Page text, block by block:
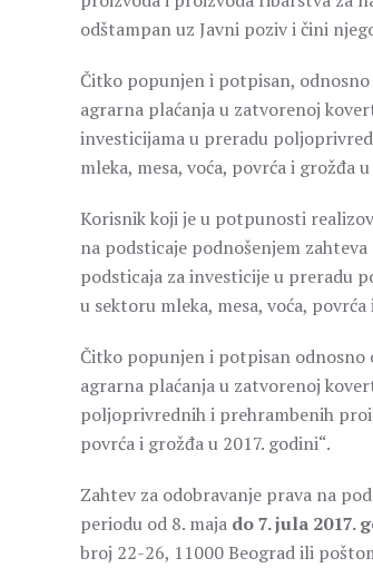
odštampan uz Javni poziv i čini
Čitko popunjen i potpisan,
agrarna plaćanja u zatvorenoj
investicijama u preradu
mleka, mesa, voća, povrća i grožđa
Korisnik koji je u potpunosti
na podsticaje podnošenjem
podsticaja za investicije u preradu
u sektoru mleka, mesa, voća,
Čitko popunjen i potpisan odnosno
agrarna plaćanja u zatvorenoj
poljoprivrednih i prehrambenih
povrća i grožđa u 2017. godini“.
Zahtev za odobravanje prava na
periodu od 8. maja do 7. jula 2017.
broj 22-26, 11000 Beograd ili